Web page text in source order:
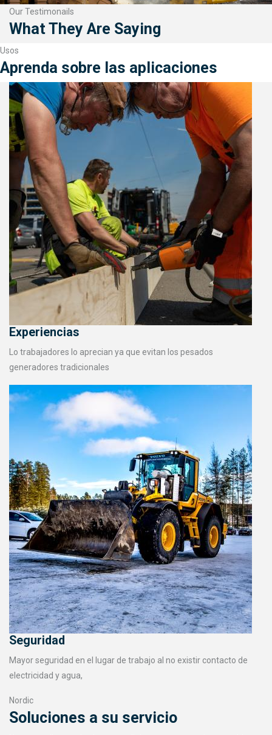
Our Testimonails
What They Are Saying
Usos
Aprenda sobre las aplicaciones
Experiencias
Lo trabajadores lo aprecian ya que evitan los pesados
generadores tradicionales
Seguridad
Mayor seguridad en el lugar de trabajo al no existir contacto de
electricidad y agua,
Nordic
Soluciones a su servicio